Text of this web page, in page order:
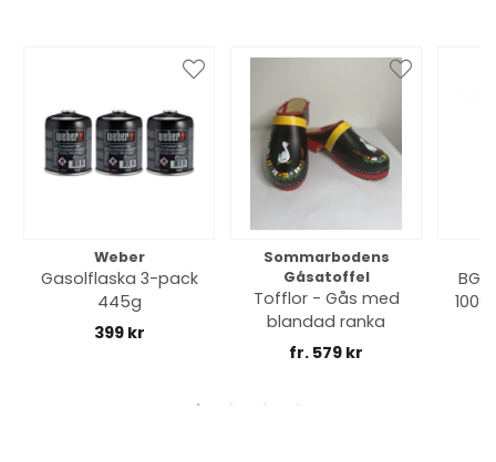
Weber
Gasolflaska 3-pack
445g
399 kr
Sommarbodens
Gåsatoffel
Tofflor - Gås med
blandad ranka
fr. 579 kr